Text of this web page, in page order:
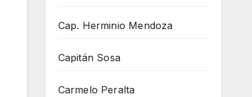
Cap. Herminio Mendoza
Capitán Sosa
Carmelo Peralta